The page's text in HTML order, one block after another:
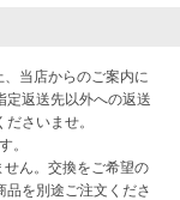
当店からのご案内に
定返送先以外への返送
さいませ。
。
ん。交換をご希望の
を別途ご注文くださ